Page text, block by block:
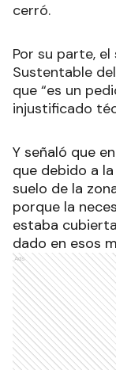
cerró.
Por su parte,
Sustentable
que “es un
injustificado
Y señaló que
que debido a
suelo de la
porque la
estaba
dado en esos
Ads